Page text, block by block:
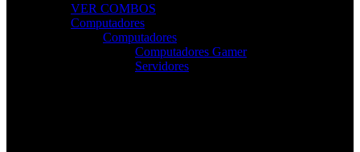
VER COMBOS
Computadores
Computadores
Computadores Gamer
Servidores